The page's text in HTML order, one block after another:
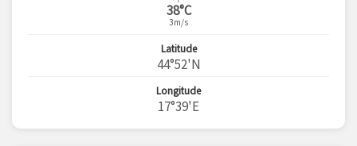
38°C
3m/s
Latitude
44°52'N
Longitude
17°39'E